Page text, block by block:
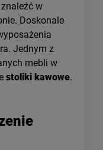
w
Doskonale
Jednym z
mebli w
stoliki kawowe.